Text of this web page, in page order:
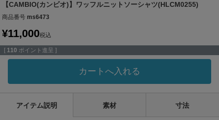
【CAMBIO(カンビオ)】ワッフルニットソーシャツ(HLCM0255)
商品番号 ms6473
¥11,000税込
[ 110 ポイント進呈 ]
カートへ入れる
アイテム説明 素材 寸法